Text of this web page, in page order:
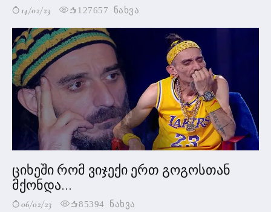
14/02/23 127657 ნახვა
ციხეში რომ ვიჯექი ერთ გოგოსთან
მქონდა...
06/02/23 85394 ნახვა